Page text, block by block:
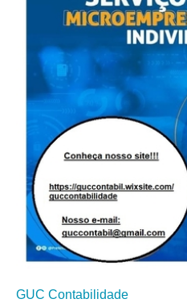
GUC Contabilidade